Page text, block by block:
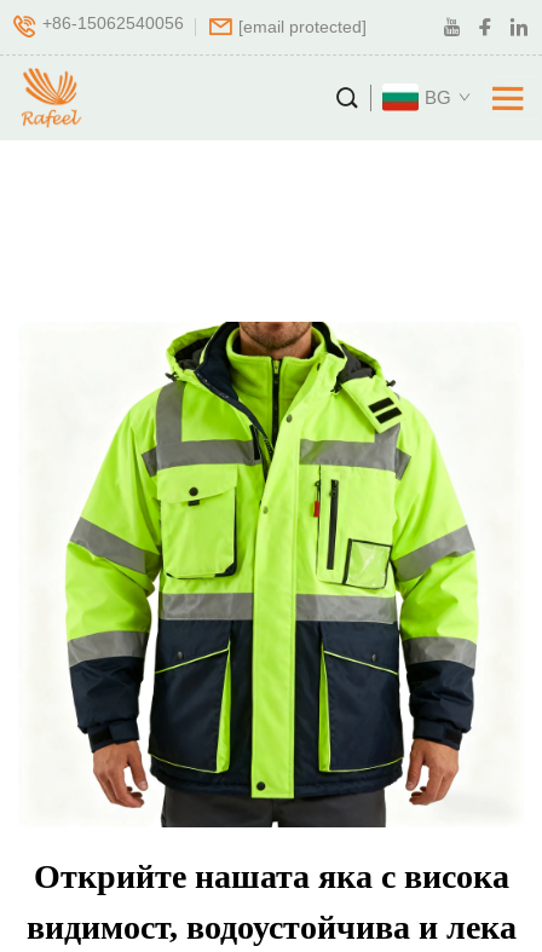
+86-15062540056 [email protected]
BG
Открийте нашата яка с висока
видимост, водоустойчива и лека